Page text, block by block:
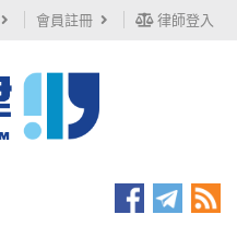
會員註冊 律師登入